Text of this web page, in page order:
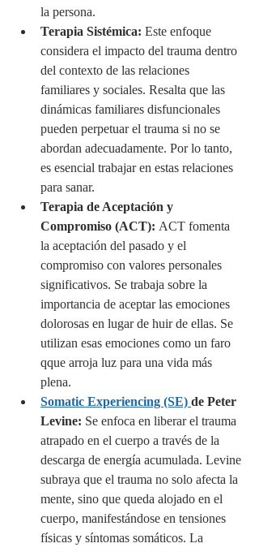
la persona.
Terapia Sistémica: Este enfoque
considera el impacto del trauma dentro
del contexto de las relaciones
familiares y sociales. Resalta que las
dinámicas familiares disfuncionales
pueden perpetuar el trauma si no se
abordan adecuadamente. Por lo tanto,
es esencial trabajar en estas relaciones
para sanar.
Terapia de Aceptación y
Compromiso (ACT): ACT fomenta
la aceptación del pasado y el
compromiso con valores personales
significativos. Se trabaja sobre la
importancia de aceptar las emociones
dolorosas en lugar de huir de ellas. Se
utilizan esas emociones como un faro
qque arroja luz para una vida más
plena.
Somatic Experiencing (SE) de Peter
Levine: Se enfoca en liberar el trauma
atrapado en el cuerpo a través de la
descarga de energía acumulada. Levine
subraya que el trauma no solo afecta la
mente, sino que queda alojado en el
cuerpo, manifestándose en tensiones
físicas y síntomas somáticos. La